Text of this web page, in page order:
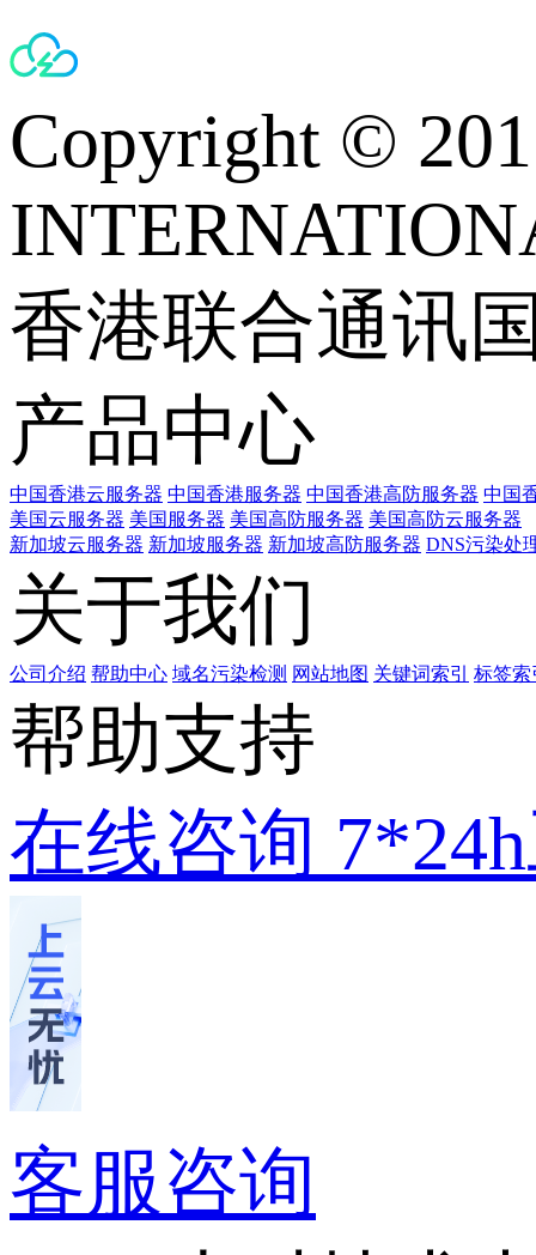
Copyright ©
香港联合通讯
产品中心
中国香港云服务器 中国香港服务器 中国香港高防服务器 中国
美国云服务器 美国服务器 美国高防服务器 美国高防云服务器
新加坡云服务器 新加坡服务器 新加坡高防服务器 DNS污染处
关于我们
公司介绍 帮助中心 域名污染检测 网站地图 关键词索引 标签索
帮助支持
在线咨询
客服咨询